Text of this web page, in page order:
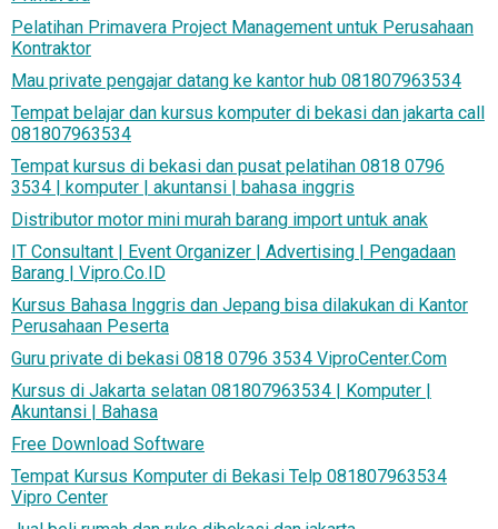
Pelatihan Primavera Project Management untuk Perusahaan
Kontraktor
Mau private pengajar datang ke kantor hub 081807963534
Tempat belajar dan kursus komputer di bekasi dan jakarta call
081807963534
Tempat kursus di bekasi dan pusat pelatihan 0818 0796
3534 | komputer | akuntansi | bahasa inggris
Distributor motor mini murah barang import untuk anak
IT Consultant | Event Organizer | Advertising | Pengadaan
Barang | Vipro.Co.ID
Kursus Bahasa Inggris dan Jepang bisa dilakukan di Kantor
Perusahaan Peserta
Guru private di bekasi 0818 0796 3534 ViproCenter.Com
Kursus di Jakarta selatan 081807963534 | Komputer |
Akuntansi | Bahasa
Free Download Software
Tempat Kursus Komputer di Bekasi Telp 081807963534
Vipro Center